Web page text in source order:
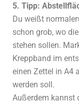
5. Tipp:
Du weißt
schon grob, wo
stehen sollen.
Kreppband im
einen Zettel in A4
werden soll.
Außerdem kannst